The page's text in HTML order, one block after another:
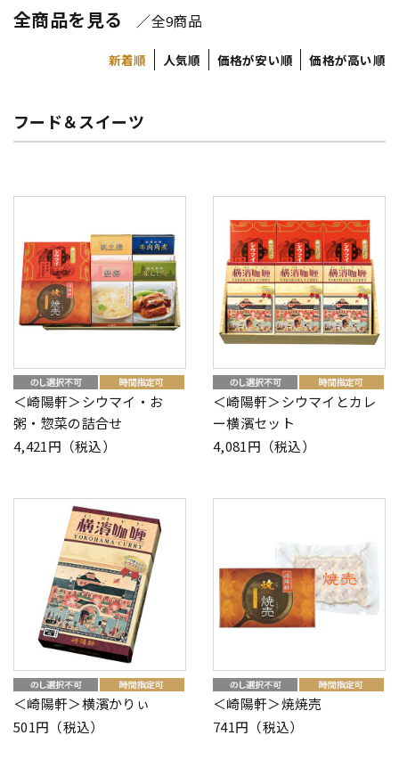
全商品を見る ／全9商品
新着順 人気順 価格が安い順 価格が高い順
フード＆スイーツ
＜崎陽軒＞シウマイ・お
粥・惣菜の詰合せ
4,421円（税込）
＜崎陽軒＞シウマイとカレ
ー横濱セット
4,081円（税込）
＜崎陽軒＞横濱かりぃ
501円（税込）
＜崎陽軒＞焼焼売
741円（税込）